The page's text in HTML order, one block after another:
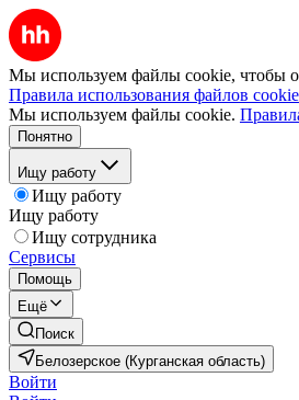
Мы используем файлы cookie, чтобы
Правила использования файлов cookie
Мы используем файлы cookie.
Понятно
Ищу работу
Ищу работу
Ищу работу
Ищу сотрудника
Сервисы
Помощь
Ещё
Поиск
Белозерское (Курганская область)
Войти